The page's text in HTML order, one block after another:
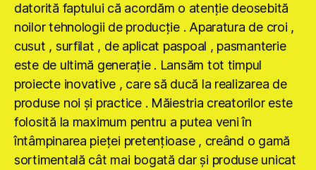
datorită faptului că acordăm o atenţie deosebită
noilor tehnologii de producţie . Aparatura de croi ,
cusut , surfilat , de aplicat paspoal , pasmanterie
este de ultimă generaţie . Lansăm tot timpul
proiecte inovative , care să ducă la realizarea de
produse noi şi practice . Măiestria creatorilor este
folosită la maximum pentru a putea veni în
întâmpinarea pieţei pretenţioase , creând o gamă
sortimentală cât mai bogată dar şi produse unicat